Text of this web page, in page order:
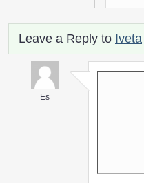
Leave a Reply to Iveta
Es